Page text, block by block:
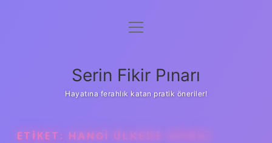
Gizlilik Politikası
Yasal Uyarı
menüyü
Serin Fikir Pınarı
Hayatına ferahlık katan pratik öneriler!
ETIKET: HANGI ÜLKEDE GÜNEŞ